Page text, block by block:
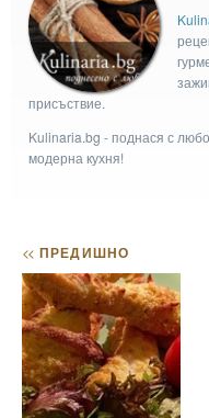
присъствие.
Kulinaria.bg - поднася с
модерна кухня!
<< ПРЕДИШНО